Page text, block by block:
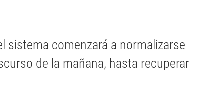
sistema comenzará a normalizarse
de la mañana, hasta recuperar